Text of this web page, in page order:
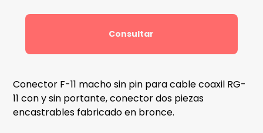
Consultar
Conector F-11 macho sin pin para cable coaxil RG-
11 con y sin portante, conector dos piezas
encastrables fabricado en bronce.